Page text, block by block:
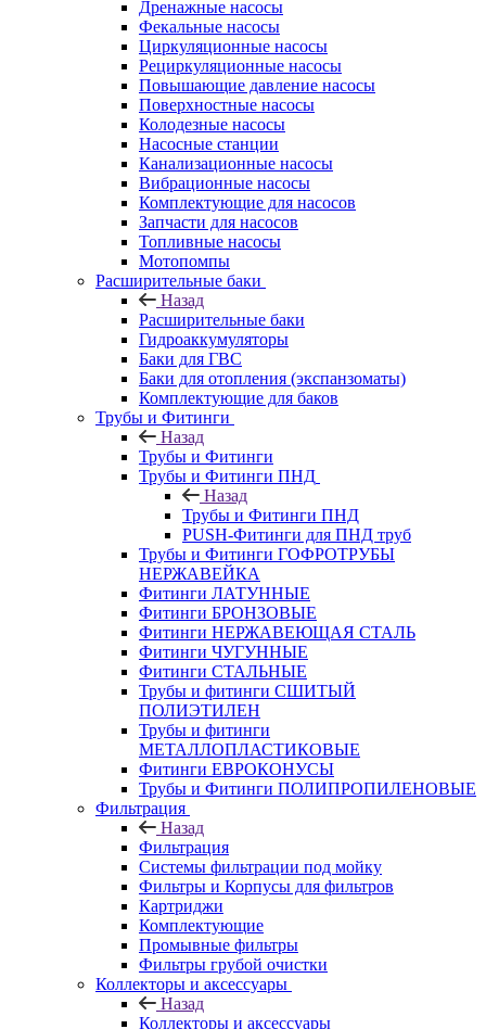
Дренажные насосы
Фекальные насосы
Циркуляционные насосы
Рециркуляционные насосы
Повышающие давление насосы
Поверхностные насосы
Колодезные насосы
Насосные станции
Канализационные насосы
Вибрационные насосы
Комплектующие для насосов
Запчасти для насосов
Топливные насосы
Мотопомпы
Расширительные баки
Назад
Расширительные баки
Гидроаккумуляторы
Баки для ГВС
Баки для отопления (экспанзоматы)
Комплектующие для баков
Трубы и Фитинги
Назад
Трубы и Фитинги
Трубы и Фитинги ПНД
Назад
Трубы и Фитинги ПНД
PUSH-Фитинги для ПНД труб
Трубы и Фитинги ГОФРОТРУБЫ
НЕРЖАВЕЙКА
Фитинги ЛАТУННЫЕ
Фитинги БРОНЗОВЫЕ
Фитинги НЕРЖАВЕЮЩАЯ СТАЛЬ
Фитинги ЧУГУННЫЕ
Фитинги СТАЛЬНЫЕ
Трубы и фитинги СШИТЫЙ
ПОЛИЭТИЛЕН
Трубы и фитинги
МЕТАЛЛОПЛАСТИКОВЫЕ
Фитинги ЕВРОКОНУСЫ
Трубы и Фитинги ПОЛИПРОПИЛЕНОВЫЕ
Фильтрация
Назад
Фильтрация
Системы фильтрации под мойку
Фильтры и Корпусы для фильтров
Картриджи
Комплектующие
Промывные фильтры
Фильтры грубой очистки
Коллекторы и аксессуары
Назад
Коллекторы и аксессуары